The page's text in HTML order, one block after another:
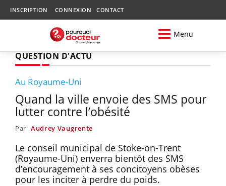
INSCRIPTION CONNEXION CONTACT
Menu
QUESTION D'ACTU
Au Royaume-Uni
Quand la ville envoie des SMS pour
lutter contre l’obésité
Par Audrey Vaugrente
Le conseil municipal de Stoke-on-Trent
(Royaume-Uni) enverra bientôt des SMS
d’encouragement à ses concitoyens obèses
pour les inciter à perdre du poids.